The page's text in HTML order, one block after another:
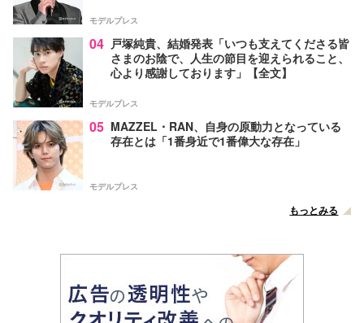
モデルプレス
04 戸塚純貴、結婚発表「いつも支えてくださる皆
さまのお陰で、人生の節目を迎えられること、
心より感謝しております」【全文】
モデルプレス
05 MAZZEL・RAN、自身の原動力となっている
存在とは「1番身近で1番偉大な存在」
モデルプレス
もっとみる